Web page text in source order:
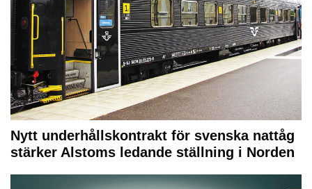
Nytt underhållskontrakt för svenska nattåg
stärker Alstoms ledande ställning i Norden